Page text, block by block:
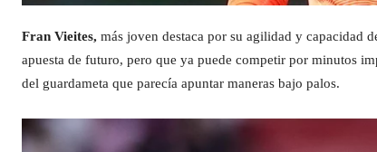
Fran Vieites, más joven destaca por su agilidad y capacidad
apuesta de futuro, pero que ya puede competir por minutos
del guardameta que parecía apuntar maneras bajo palos.